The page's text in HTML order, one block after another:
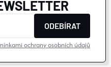
ODEBÍRAT
ochrany osobních údajů